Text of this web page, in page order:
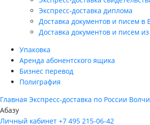
Экспресс-доставка диплома
Доставка документов и писем в
Доставка документов и писем
Упаковка
Аренда абонентского ящика
Бизнес перевод
Полиграфия
Главная Экспресс-доставка по России
Абазу
Личный кабинет +7 495 215-06-42